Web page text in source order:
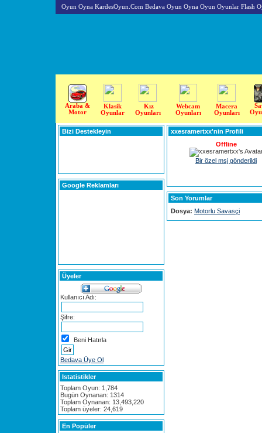
Oyun Oyna KardesOyun.Com Bedava Oyun Oyna Oyun Oyunlar Flash
Araba &
Motor
Klasik
Oyunlar
Kız
Oyunları
Webcam
Oyunları
Macera
Oyunları
Bizi Destekleyin
Google Reklamları
Üyeler
Kullanıcı Adı:
Şifre:
Beni Hatırla
Bedava Üye Ol
Istatistikler
Toplam Oyun: 1,784
Bugün Oynanan: 1314
Toplam Oynanan: 13,493,220
Toplam üyeler: 24,619
En Popüler
xxesramertxx'nin Profili
Offline
Bir özel msj gönderildi
Son Yorumlar
Dosya: Motorlu Savasçi